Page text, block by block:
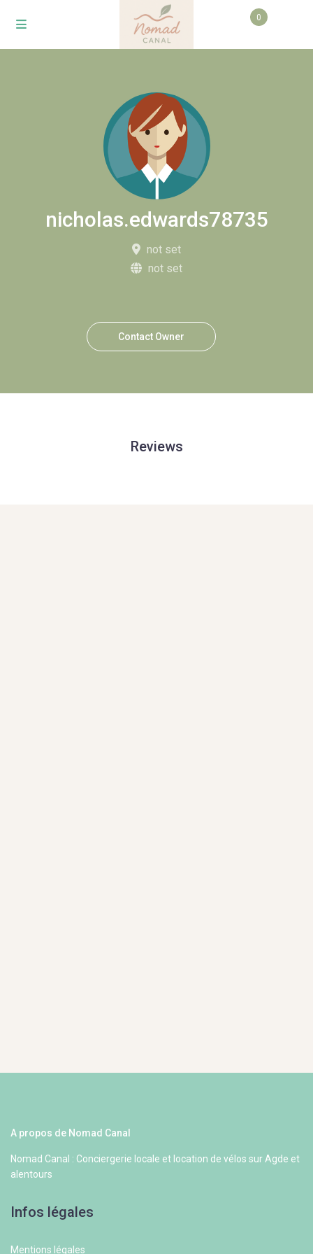
0
nicholas.edwards78735
not set
not set
Contact Owner
Reviews
A propos de Nomad Canal
Nomad Canal : Conciergerie locale et location de vélos sur Agde et
alentours
Infos légales
Mentions légales